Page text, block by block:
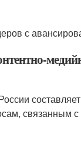
с
связанным